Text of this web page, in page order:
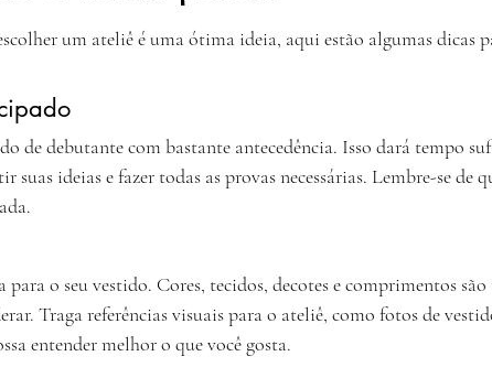
um ateliê é uma ótima ideia, aqui estão algumas dicas
de debutante com bastante antecedência. Isso dará tempo
ideias e fazer todas as provas necessárias. Lembre-se de
para o seu vestido. Cores, tecidos, decotes e comprimentos
Traga referências visuais para o ateliê, como fotos de
entender melhor o que você gosta.